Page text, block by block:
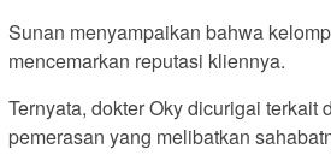
Sunan menyampaikan bahwa
mencemarkan reputasi kliennya.
Ternyata, dokter Oky dicurigai terkait
pemerasan yang melibatkan